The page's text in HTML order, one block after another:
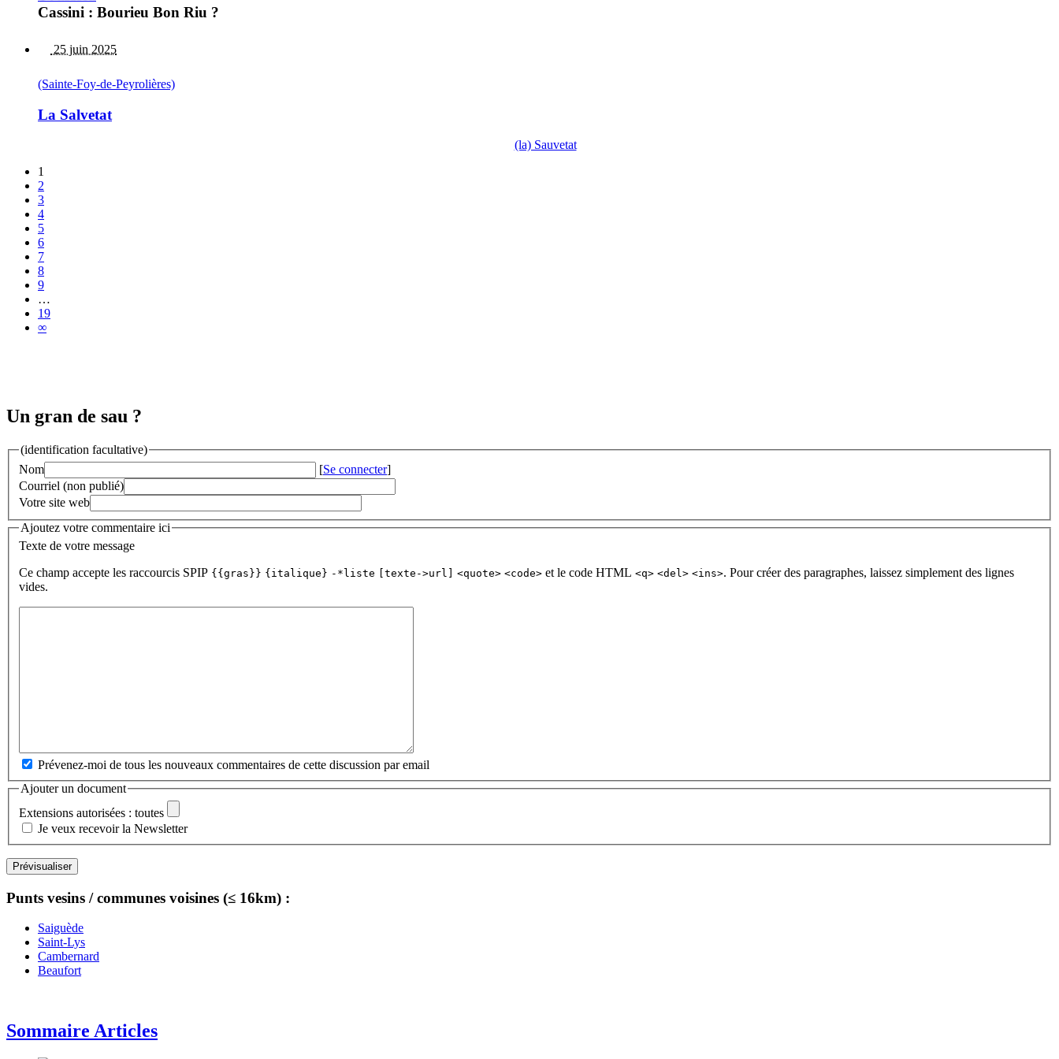
Cassini : Bourieu Bon Riu ?
25 juin 2025
(Sainte-Foy-de-Peyrolières)
La Salvetat
(la) Sauvetat
1
2
3
4
5
6
7
8
9
…
19
∞
Un gran de sau ?
(identification facultative)
Nom
[Se connecter]
Courriel (non publié)
Votre site web
Ajoutez votre commentaire ici
Texte de votre message
Ce champ accepte les raccourcis SPIP {{gras}} {italique} -*liste [texte->url] <quote> <code> et le code HTML <q> <del> <ins>. Pour créer des paragraphes, laissez simplement des lignes
vides.
Prévenez-moi de tous les nouveaux commentaires de cette discussion par email
Ajouter un document
Extensions autorisées : toutes
Je veux recevoir la Newsletter
Punts vesins / communes voisines (≤ 16km) :
Saiguède
Saint-Lys
Cambernard
Beaufort
Sommaire Articles